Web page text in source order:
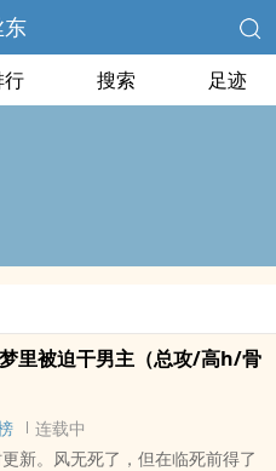
东
行 搜索 足迹
里被迫干男主（总攻/高h/骨
连载中
新。风无死了，但在临死前得了